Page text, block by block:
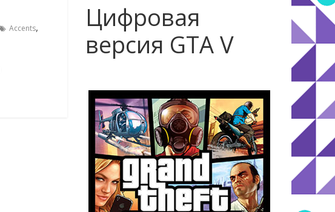
Accents,
Цифровая
версия GTA V